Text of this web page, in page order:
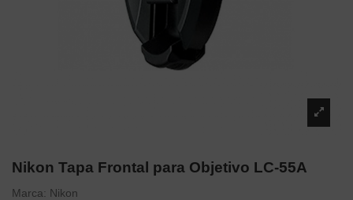
Nikon Tapa Frontal para Objetivo LC-55A
Marca: Nikon